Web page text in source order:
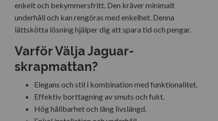
enkelt och bekymmersfritt. Den kräver minimalt
underhåll och kan rengöras med enkelhet. Denna
lättskötta lösning hjälper dig att spara tid och pengar.
Varför Välja Jaguar-
skrapmattan?
Elegans och stil i kombination med funktionalitet.
Effektiv borttagning av smuts och fukt.
Hög hållbarhet och lång livslängd.